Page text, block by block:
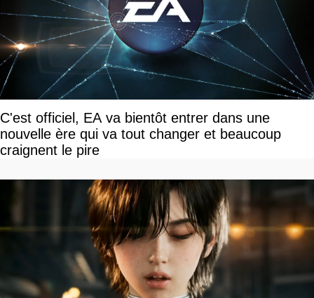
C'est officiel, EA va bientôt entrer dans une
nouvelle ère qui va tout changer et beaucoup
craignent le pire